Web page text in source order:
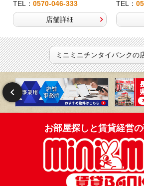
TEL： 0570-046-333
店舗詳細
TEL：
ミニミニチンタイバンクの
お部屋探しと賃貸経営